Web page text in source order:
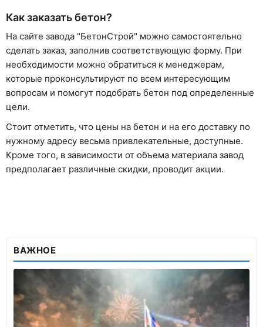
Как заказать бетон?
На сайте завода "БетонСтрой" можно самостоятельно
сделать заказ, заполнив соответствующую форму. При
необходимости можно обратиться к менеджерам,
которые проконсультируют по всем интересующим
вопросам и помогут подобрать бетон под определенные
цели.
Стоит отметить, что цены на бетон и на его доставку по
нужному адресу весьма привлекательные, доступные.
Кроме того, в зависимости от объема материала завод
предполагает различные скидки, проводит акции.
ВАЖНОЕ